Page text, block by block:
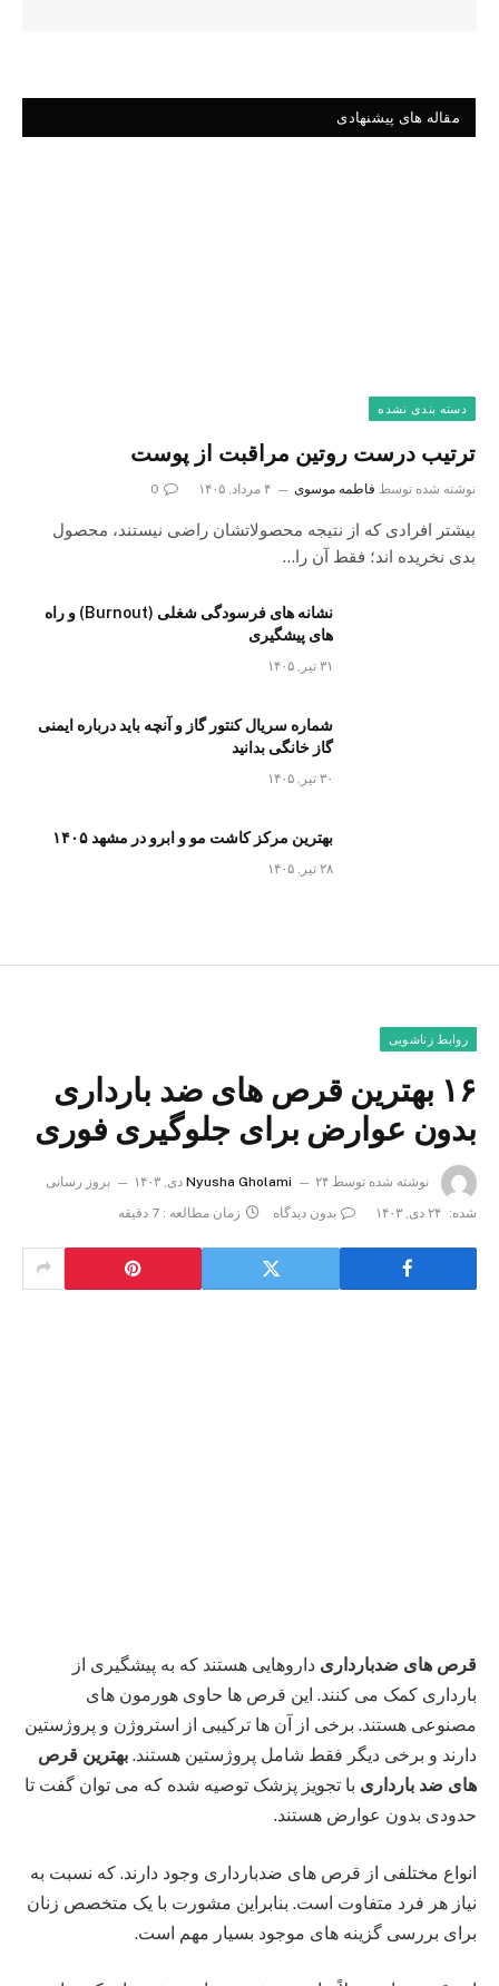
مقاله های پیشنهادی
دسته بندی نشده
ترتیب درست روتین مراقبت از پوست
نوشته شده توسط فاطمه موسوی ۴ مرداد, ۱۴۰۵ 0
بیشتر افرادی که از نتیجه محصولاتشان راضی نیستند، محصول
بدی نخریده اند؛ فقط آن را…
نشانه های فرسودگی شغلی (Burnout) و راه
های پیشگیری
۳۱ تیر, ۱۴۰۵
شماره سریال کنتور گاز و آنچه باید درباره ایمنی
گاز خانگی بدانید
۳۰ تیر, ۱۴۰۵
بهترین مرکز کاشت مو و ابرو در مشهد ۱۴۰۵
۲۸ تیر, ۱۴۰۵
روابط زناشویی
۱۶ بهترین قرص های ضد بارداری
بدون عوارض برای جلوگیری فوری
نوشته شده توسط Nyusha Gholami ۲۴ دی, ۱۴۰۳
بروز رسانی
شده: ۲۴ دی, ۱۴۰۳ بدون دیدگاه زمان مطالعه : 7 دقیقه
قرص‌ های ضدبارداری داروهایی هستند که به پیشگیری از
بارداری کمک می‌ کنند. این قرص‌ ها حاوی هورمون‌ های
مصنوعی هستند. برخی از آن‌ ها ترکیبی از استروژن و پروژستین
دارند و برخی دیگر فقط شامل پروژستین هستند. بهترین قرص
های ضد بارداری با تجویز پزشک توصیه شده که می توان گفت تا
حدودی بدون عوارض هستند.
انواع مختلفی از قرص‌ های ضدبارداری وجود دارند. که نسبت به
نیاز هر فرد متفاوت است. بنابراین مشورت با یک متخصص زنان
برای بررسی گزینه‌ های موجود بسیار مهم است.